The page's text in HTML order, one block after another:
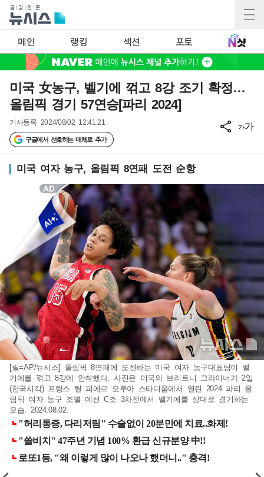
메인 랭킹 섹션 포토
미국 女농구, 벨기에 꺾고 8강 조기 확정…
올림픽 경기 57연승[파리 2024]
기사등록 2024/08/02 12:41:21
구글에서 선호하는 매체로 추가
가가
미국 여자 농구, 올림픽 8연패 도전 순항
[릴=AP/뉴시스] 올림픽 8연패에 도전하는 미국 여자 농구대표팀이 벨
기에를 꺾고 8강에 안착했다. 사진은 미국의 브리트니 그라이너가 2일
(한국시각) 프랑스 릴 피에르 모루아 스타디움에서 열린 2024 파리 올
림픽 여자 농구 조별 예선 C조 3차전에서 벨기에를 상대로 경기하는
모습. 2024.08.02.